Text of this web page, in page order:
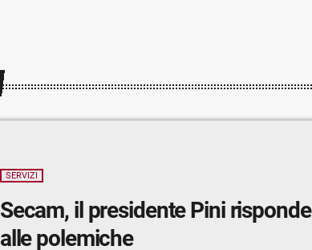
SERVIZI
Secam, il presidente Pini risponde
alle polemiche